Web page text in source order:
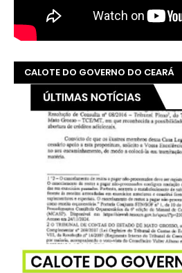
CALOTE DO GOVERNO DO CEARÁ